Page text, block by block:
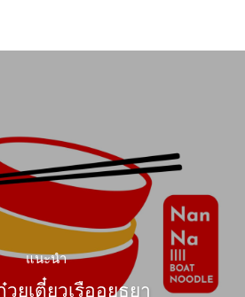
แนะนำ
ยเตี๋ยวเรืออยุธยา